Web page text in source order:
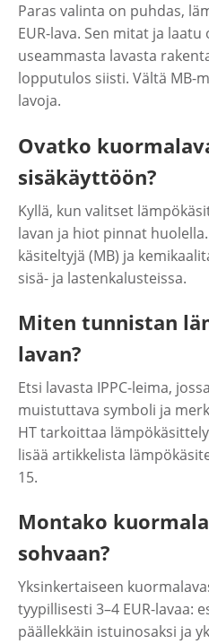
Paras valinta on puhdas,
EUR-lava. Sen mitat ja
useammasta lavasta
lopputulos siisti. Vältä MB-
lavoja.
Ovatko
sisäkäyttöön?
Kyllä, kun valitset
lavan ja hiot pinnat
käsiteltyjä (MB) ja
sisä- ja lastenkalusteissa.
Miten tunnistan
lavan?
Etsi lavasta IPPC-leima,
muistuttava symboli ja
HT tarkoittaa
lisää artikkelista
15.
Montako
sohvaan?
Yksinkertaiseen
tyypillisesti 3–4 EUR-lavaa:
päällekkäin istuinosaksi ja